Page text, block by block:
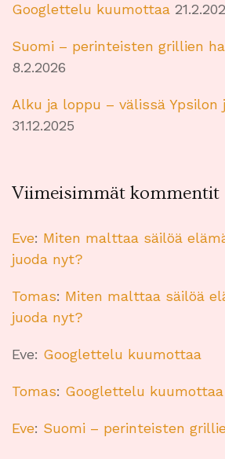
Googlettelu kuumottaa
Suomi – perinteisten grillien
8.2.2026
Alku ja loppu – välissä
31.12.2025
Viimeisimmät kommentit
Eve: Miten malttaa säilöä
juoda nyt?
Tomas: Miten malttaa säilöä
juoda nyt?
Eve: Googlettelu kuumottaa
Tomas: Googlettelu kuumottaa
Eve: Suomi – perinteisten